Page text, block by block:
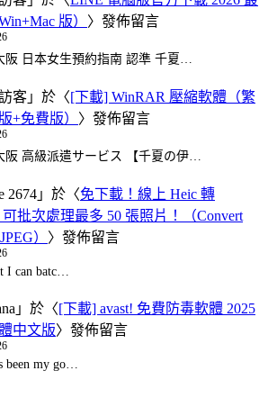
版） 〉發佈留言
阪 日本女生預約指南 認準 千夏…
客 」於〈[下載] WinRAR 壓縮軟體（繁
+免費版） 〉發佈留言
阪 高級派遣サービス 【千夏の伊…
2674 」於〈免下載！線上 Heic 轉
可批次處理最多 50 張照片！（Convert
） 〉發佈留言
I can batc…
」於〈[下載] avast! 免費防毒軟體 2025
中文版〉發佈留言
been my go…